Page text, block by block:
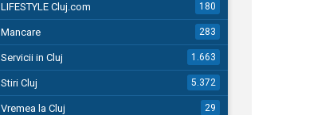
LIFESTYLE Cluj.com 180
Mancare 283
Servicii in Cluj 1.663
Stiri Cluj 5.372
Vremea la Cluj 29